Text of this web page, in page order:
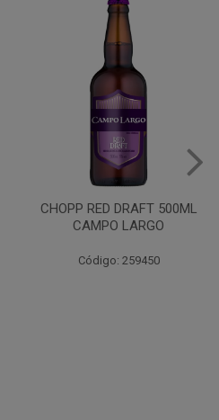
CHOPP RED DRAFT 500ML
CAMPO LARGO
Código: 259450